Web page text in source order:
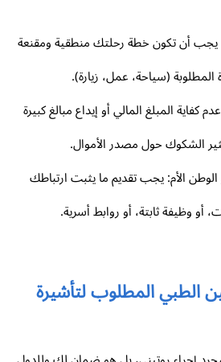
أن تكون خطة رحلتك منطقية ومقنعة
(سياحة، عمل، زيارة).
المبلغ المالي أو إيداع مبالغ كبيرة
الشكوك حول مصدر الأموال.
الأم: يجب تقديم ما يثبت ارتباطك
وظيفة ثابتة، أو روابط أسرية.
المطلوب لتأشيرة